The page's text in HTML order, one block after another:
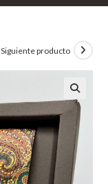
Siguiente producto